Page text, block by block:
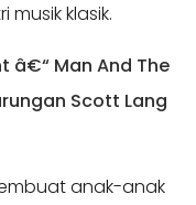
klasik.
â€“ Man And The
Scott Lang
anak-anak